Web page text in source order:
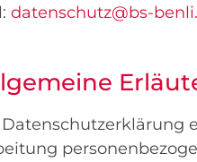
datenschutz@bs-
Datenschutzerklärung